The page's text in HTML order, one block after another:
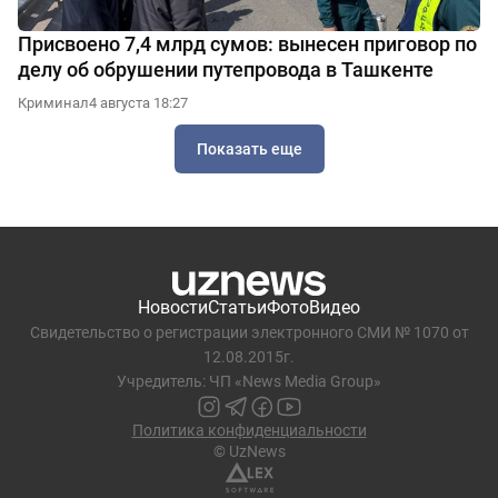
Присвоено 7,4 млрд сумов: вынесен приговор по
делу об обрушении путепровода в Ташкенте
Криминал4 августа 18:27
Показать еще
НовостиСтатьиФотоВидео
Свидетельство о регистрации электронного СМИ № 1070 от
12.08.2015г.
Учредитель: ЧП «News Media Group»
Политика конфиденциальности
© UzNews